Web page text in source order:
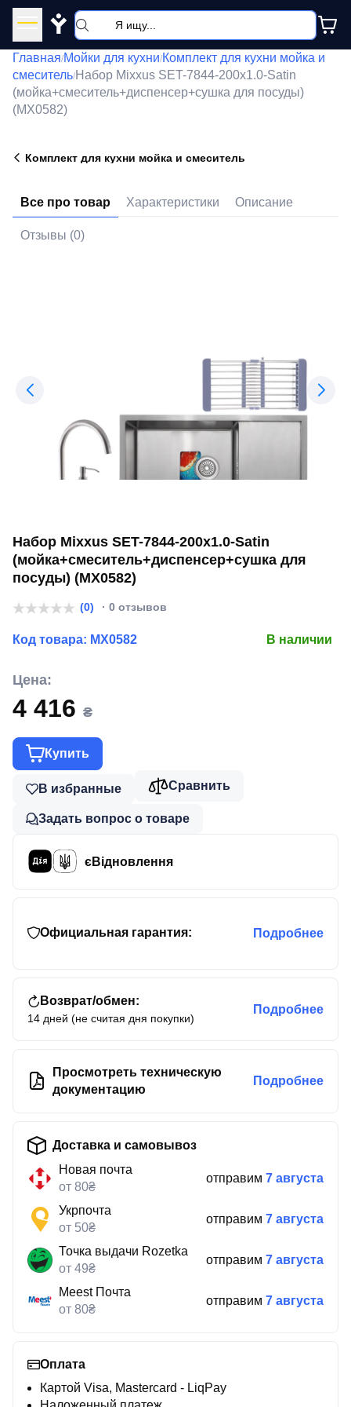
Y
Главная/Мойки для кухни/Комплект для кухни мойка и
смеситель/Набор Mixxus SET-7844-200x1.0-Satin
(мойка+смеситель+диспенсер+сушка для посуды)
(MX0582)
Комплект для кухни мойка и смеситель
Все про товар Характеристики Описание
Отзывы (0)
Набор Mixxus SET-7844-200x1.0-Satin
(мойка+смеситель+диспенсер+сушка для
посуды) (MX0582)
(0) · 0 отзывов
Код товара: MX0582 В наличии
Цена:
4 416 ₴
Купить
В избранные Сравнить
Задать вопрос о товаре
єВідновлення
Официальная гарантия: Подробнее
Возврат/обмен:
14 дней (не считая дня покупки)
Подробнее
Просмотреть техническую
документацию
Подробнее
Доставка и самовывоз
Новая почта
от 80₴
отправим 7 августа
Укрпочта
от 50₴
отправим 7 августа
Точка выдачи Rozetka
от 49₴
отправим 7 августа
Meest Почта
от 80₴
отправим 7 августа
Оплата
Картой Visa, Mastercard - LiqPay